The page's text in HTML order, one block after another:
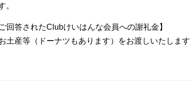
。
回答されたClubけいはんな会員への謝礼金】
土産等（ドーナツもあります）をお渡しいたします